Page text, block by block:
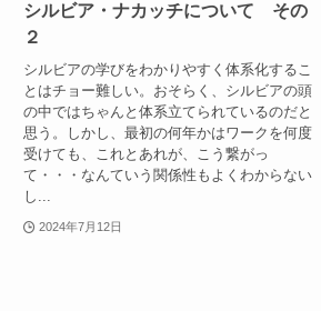
シルビア・ナカッチについて その
２
シルビアの学びをわかりやすく体系化するこ
とはチョー難しい。おそらく、シルビアの頭
の中ではちゃんと体系立てられているのだと
思う。しかし、最初の何年かはワークを何度
受けても、これとあれが、こう繋がっ
て・・・なんていう関係性もよくわからない
し...
2024年7月12日